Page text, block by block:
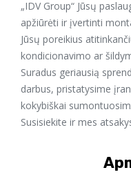
„IDV Group“ Jūsų
apžiūrėti ir įvertinti
Jūsų poreikius
kondicionavimo ar
Suradus geriausią
darbus, pristatysime
kokybiškai
Susisiekite ir mes